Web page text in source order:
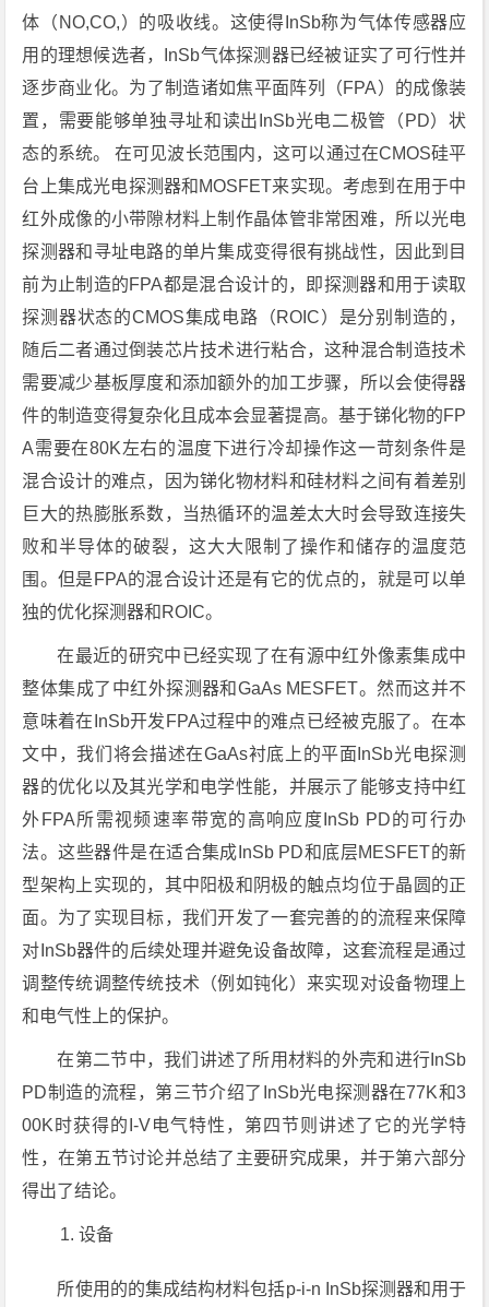
体（NO,CO,）的吸收线。这使得InSb称为气体传感器应
用的理想候选者，InSb气体探测器已经被证实了可行性并
逐步商业化。为了制造诸如焦平面阵列（FPA）的成像装
置，需要能够单独寻址和读出InSb光电二极管（PD）状
态的系统。 在可见波长范围内，这可以通过在CMOS硅平
台上集成光电探测器和MOSFET来实现。考虑到在用于中
红外成像的小带隙材料上制作晶体管非常困难，所以光电
探测器和寻址电路的单片集成变得很有挑战性，因此到目
前为止制造的FPA都是混合设计的，即探测器和用于读取
探测器状态的CMOS集成电路（ROIC）是分别制造的，
随后二者通过倒装芯片技术进行粘合，这种混合制造技术
需要减少基板厚度和添加额外的加工步骤，所以会使得器
件的制造变得复杂化且成本会显著提高。基于锑化物的FP
A需要在80K左右的温度下进行冷却操作这一苛刻条件是
混合设计的难点，因为锑化物材料和硅材料之间有着差别
巨大的热膨胀系数，当热循环的温差太大时会导致连接失
败和半导体的破裂，这大大限制了操作和储存的温度范
围。但是FPA的混合设计还是有它的优点的，就是可以单
独的优化探测器和ROIC。
在最近的研究中已经实现了在有源中红外像素集成中
整体集成了中红外探测器和GaAs MESFET。然而这并不
意味着在InSb开发FPA过程中的难点已经被克服了。在本
文中，我们将会描述在GaAs衬底上的平面InSb光电探测
器的优化以及其光学和电学性能，并展示了能够支持中红
外FPA所需视频速率带宽的高响应度InSb PD的可行办
法。这些器件是在适合集成InSb PD和底层MESFET的新
型架构上实现的，其中阳极和阴极的触点均位于晶圆的正
面。为了实现目标，我们开发了一套完善的的流程来保障
对InSb器件的后续处理并避免设备故障，这套流程是通过
调整传统调整传统技术（例如钝化）来实现对设备物理上
和电气性上的保护。
在第二节中，我们讲述了所用材料的外壳和进行InSb
PD制造的流程，第三节介绍了InSb光电探测器在77K和3
00K时获得的I-V电气特性，第四节则讲述了它的光学特
性，在第五节讨论并总结了主要研究成果，并于第六部分
得出了结论。
设备
所使用的的集成结构材料包括p-i-n InSb探测器和用于